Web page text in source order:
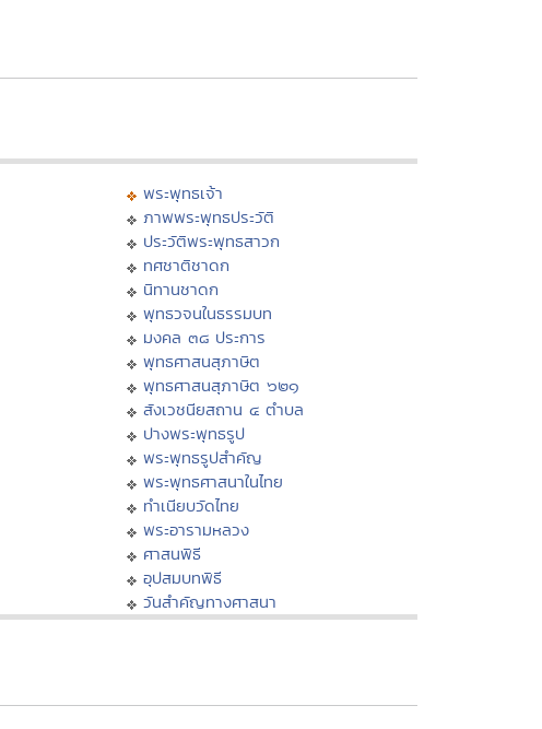
พระพุทธเจ้า
ภาพพระพุทธประวัติ
ประวัติพระพุทธสาวก
ทศชาติชาดก
นิทานชาดก
พุทธวจนในธรรมบท
มงคล ๓๘ ประการ
พุทธศาสนสุภาษิต
พุทธศาสนสุภาษิต ๖๒๑
สังเวชนียสถาน ๔ ตำบล
ปางพระพุทธรูป
พระพุทธรูปสำคัญ
พระพุทธศาสนาในไทย
ทำเนียบวัดไทย
พระอารามหลวง
ศาสนพิธี
อุปสมบทพิธี
วันสำคัญทางศาสนา